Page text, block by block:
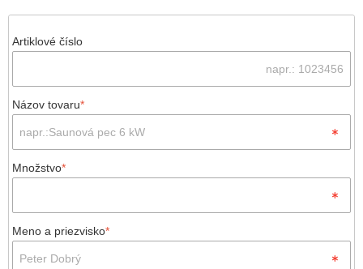
Artiklové číslo
Názov tovaru*
Množstvo*
Meno a priezvisko*